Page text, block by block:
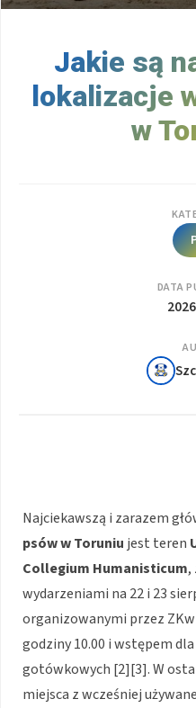
Jakie są
lokalizacje
w
DATA
Najciekawszą i zarazem
psów w Toruniu jest teren
Collegium Humanisticum,
wydarzeniami na 22 i 23
organizowanymi przez
godziny 10.00 i wstępem
gotówkowych [2][3]. W
miejsca z wcześniej